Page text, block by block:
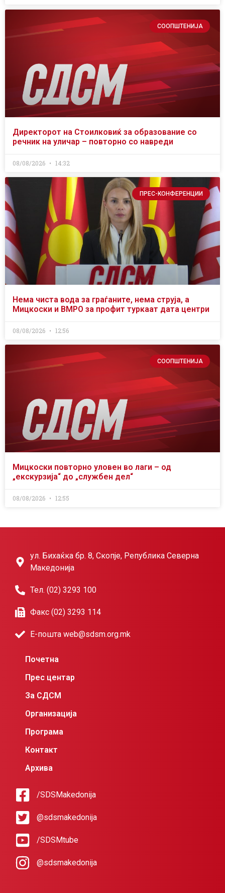
СООПШТЕНИЈА
Директорот на Стоилковиќ за образование со
речник на уличар – повторно со навреди
08/08/2026 14:32
ПРЕС-КОНФЕРЕНЦИИ
Нема чиста вода за граѓаните, нема струја, а
Мицкоски и ВМРО за профит туркаат дата центри
08/08/2026 12:56
СООПШТЕНИЈА
Мицкоски повторно уловен во лаги – од
„екскурзија“ до „службен дел“
08/08/2026 12:55
ул. Бихаќка бр. 8, Скопје, Република Северна
Македонија
Тел. (02) 3293 100
Факс (02) 3293 114
Е-пошта web@sdsm.org.mk
Почетна
Прес центар
За СДСМ
Организација
Програма
Контакт
Архива
/SDSMakedonija
@sdsmakedonija
/SDSMtube
@sdsmakedonija